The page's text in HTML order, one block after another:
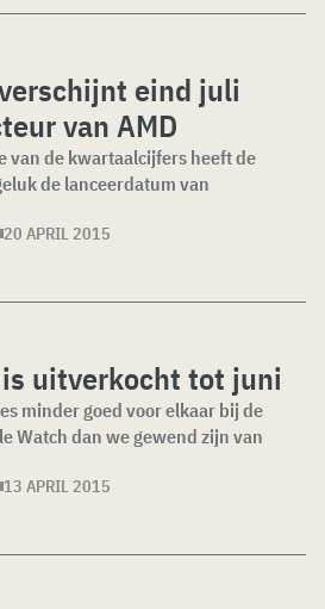
eind juli
van AMD
van de kwartaalcijfers heeft de
de lanceerdatum van
20 APRIL 2015
uitverkocht tot juni
minder goed voor elkaar bij de
Watch dan we gewend zijn van
13 APRIL 2015